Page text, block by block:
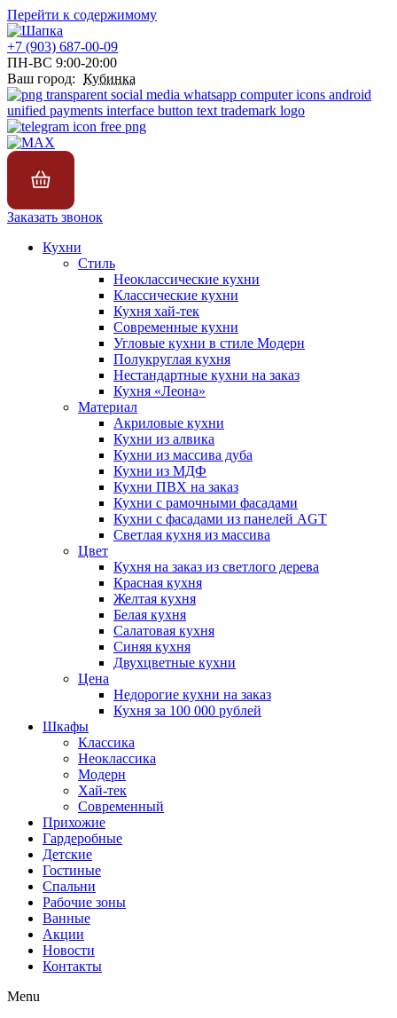
Перейти к содержимому
+7 (903) 687-00-09
ПН-ВС 9:00-20:00
Ваш город: Кубинка
Заказать звонок
Кухни
Стиль
Неоклассические кухни
Классические кухни
Кухня хай-тек
Современные кухни
Угловые кухни в стиле Модерн
Полукруглая кухня
Нестандартные кухни на заказ
Кухня «Леона»
Материал
Акриловые кухни
Кухни из алвика
Кухни из массива дуба
Кухни из МДФ
Кухни ПВХ на заказ
Кухни с рамочными фасадами
Кухни с фасадами из панелей AGT
Светлая кухня из массива
Цвет
Кухня на заказ из светлого дерева
Красная кухня
Желтая кухня
Белая кухня
Салатовая кухня
Синяя кухня
Двухцветные кухни
Цена
Недорогие кухни на заказ
Кухня за 100 000 рублей
Шкафы
Классика
Неоклассика
Модерн
Хай-тек
Современный
Прихожие
Гардеробные
Детские
Гостиные
Спальни
Рабочие зоны
Ванные
Акции
Новости
Контакты
Menu